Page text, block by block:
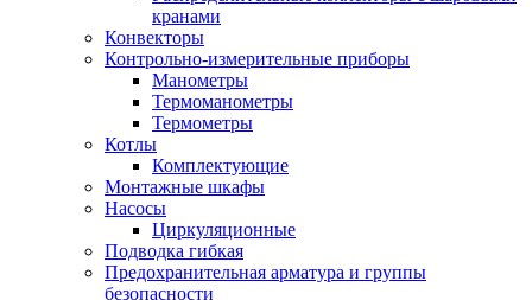
кранами
Конвекторы
Контрольно-измерительные приборы
Манометры
Термоманометры
Термометры
Котлы
Комплектующие
Монтажные шкафы
Насосы
Циркуляционные
Подводка гибкая
Предохранительная арматура и группы
безопасности